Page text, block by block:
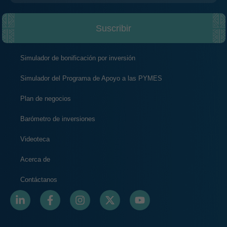
Suscribir
Simulador de bonificación por inversión
Simulador del Programa de Apoyo a las PYMES
Plan de negocios
Barómetro de inversiones
Videoteca
Acerca de
Contáctanos